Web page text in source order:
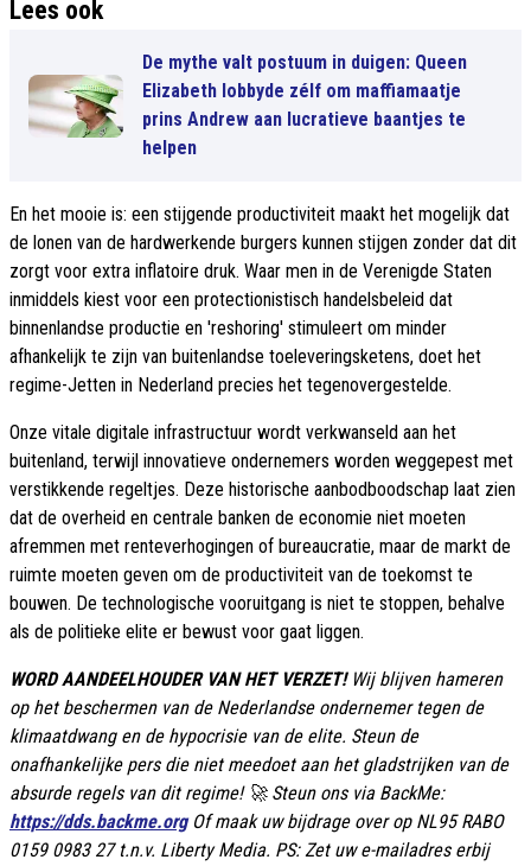
Lees ook
De mythe valt postuum in duigen: Queen
Elizabeth lobbyde zélf om maffiamaatje
prins Andrew aan lucratieve baantjes te
helpen
En het mooie is: een stijgende productiviteit maakt het mogelijk dat
de lonen van de hardwerkende burgers kunnen stijgen zonder dat dit
zorgt voor extra inflatoire druk. Waar men in de Verenigde Staten
inmiddels kiest voor een protectionistisch handelsbeleid dat
binnenlandse productie en 'reshoring' stimuleert om minder
afhankelijk te zijn van buitenlandse toeleveringsketens, doet het
regime-Jetten in Nederland precies het tegenovergestelde.
Onze vitale digitale infrastructuur wordt verkwanseld aan het
buitenland, terwijl innovatieve ondernemers worden weggepest met
verstikkende regeltjes. Deze historische aanbodboodschap laat zien
dat de overheid en centrale banken de economie niet moeten
afremmen met renteverhogingen of bureaucratie, maar de markt de
ruimte moeten geven om de productiviteit van de toekomst te
bouwen. De technologische vooruitgang is niet te stoppen, behalve
als de politieke elite er bewust voor gaat liggen.
WORD AANDEELHOUDER VAN HET VERZET! Wij blijven hameren
op het beschermen van de Nederlandse ondernemer tegen de
klimaatdwang en de hypocrisie van de elite. Steun de
onafhankelijke pers die niet meedoet aan het gladstrijken van de
absurde regels van dit regime! 🚀 Steun ons via BackMe:
https://dds.backme.orgOf maak uw bijdrage over op NL95 RABO
0159 0983 27 t.n.v. Liberty Media. PS: Zet uw e-mailadres erbij